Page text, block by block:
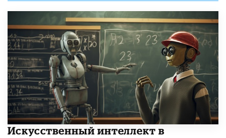
​Искусственный интеллект в